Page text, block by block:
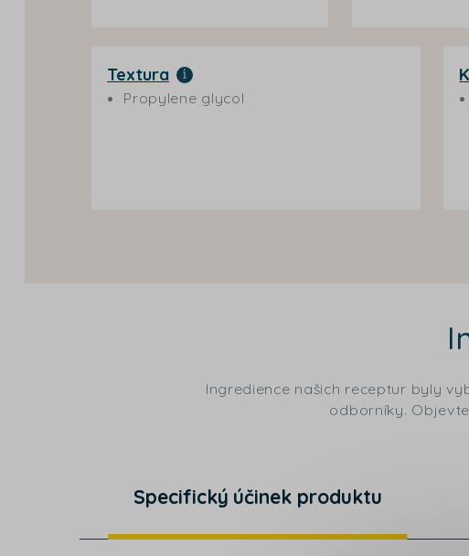
Textura
Propylene glycol
Ingredience našich receptur byly
odborníky.
Specifický účinek produktu